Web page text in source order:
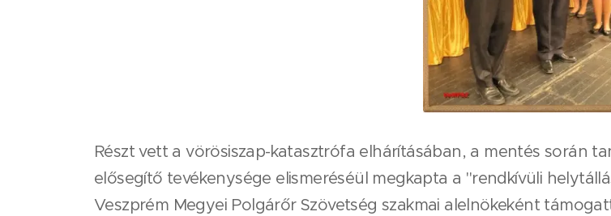
Részt vett a vörösiszap-katasztrófa elhárításában, a mentés során
elősegítő tevékenysége elismeréséül megkapta a "rendkívüli
Veszprém Megyei Polgárőr Szövetség szakmai alelnökeként